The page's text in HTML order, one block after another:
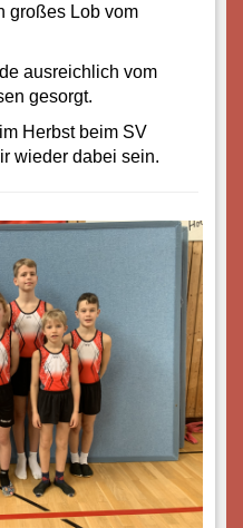
großes Lob vom
ausreichlich vom
gesorgt.
Herbst beim SV
wieder dabei sein.